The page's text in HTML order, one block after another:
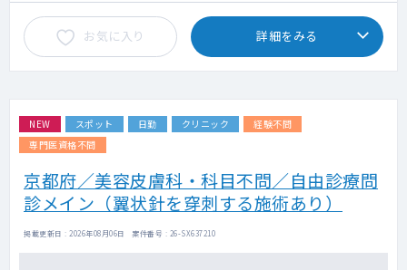
お気に入り 詳細をみる
NEW スポット 日勤 クリニック
経験不問
専門医資格不問
京都府／美容皮膚科・科目不問／自由診療問
診メイン（翼状針を穿刺する施術あり）
掲載更新日 : 2026年08月06日 案件番号 : 26-SX637210